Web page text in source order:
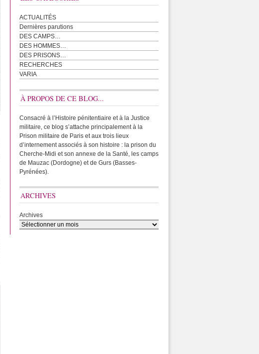
ACTUALITÉS
Dernières parutions
DES CAMPS…
DES HOMMES…
DES PRISONS…
RECHERCHES
VARIA
À PROPOS DE CE BLOG...
Consacré à l’Histoire pénitentiaire et à la Justice
militaire, ce blog s’attache principalement à la
Prison militaire de Paris et aux trois lieux
d’internement associés à son histoire : la prison du
Cherche-Midi et son annexe de la Santé, les camps
de Mauzac (Dordogne) et de Gurs (Basses-
Pyrénées).
ARCHIVES
Archives